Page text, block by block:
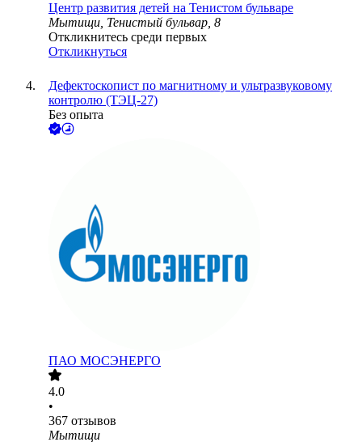
Центр развития детей на Тенистом бульваре
Мытищи, Тенистый бульвар, 8
Откликнитесь среди первых
Откликнуться
Дефектоскопист по магнитному и ультразвуковому
контролю (ТЭЦ-27)
Без опыта
ПАО МОСЭНЕРГО
4.0
•
367 отзывов
Мытищи